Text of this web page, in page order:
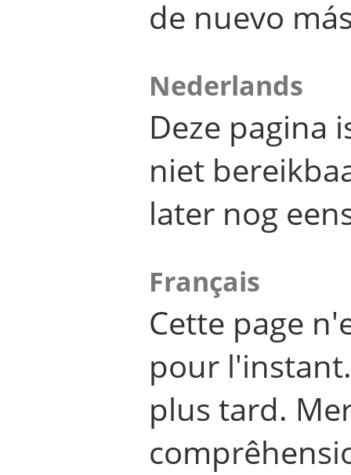
de nuevo
Nederlands
Deze pagina
niet
later nog
Français
Cette page
pour
plus tard.